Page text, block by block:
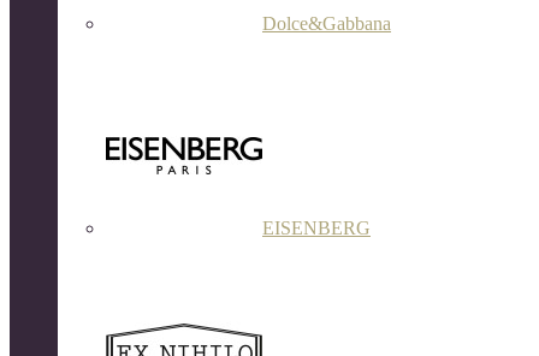
Dolce&Gabbana
EISENBERG